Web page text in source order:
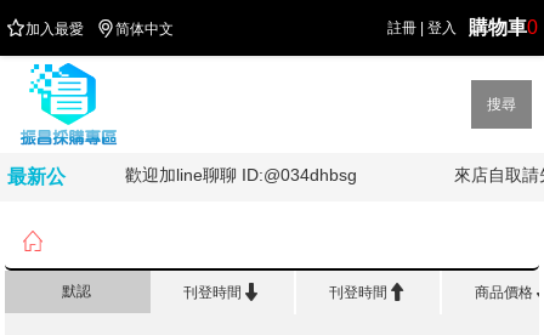
註冊 登入 購物車0
加入最愛 简体中文
搜尋
最新公 歡迎加line聊聊 ID:@034dhbsg 來店自取請

默認 刊登時間  刊登時間  商品價格